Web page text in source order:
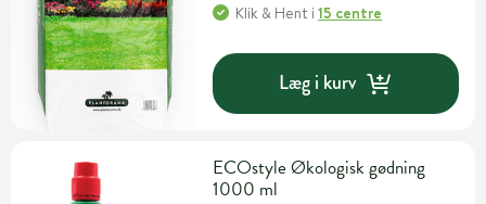
Klik & Hent i15 centre
Læg i kurv
ECOstyle Økologisk gødning
1000 ml